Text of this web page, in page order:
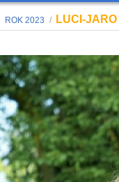
ROK 2023 / LUCI-